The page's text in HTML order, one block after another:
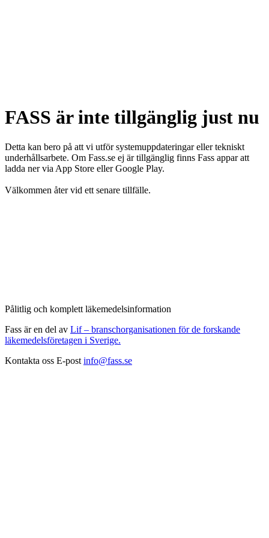
FASS är inte tillgänglig just nu
Detta kan bero på att vi utför systemuppdateringar eller tekniskt
underhållsarbete. Om Fass.se ej är tillgänglig finns Fass appar att
ladda ner via App Store eller Google Play.
Välkommen åter vid ett senare tillfälle.
Pålitlig och komplett läkemedelsinformation
Fass är en del av Lif – branschorganisationen för de forskande
läkemedelsföretagen i Sverige.
Kontakta oss E-post info@fass.se